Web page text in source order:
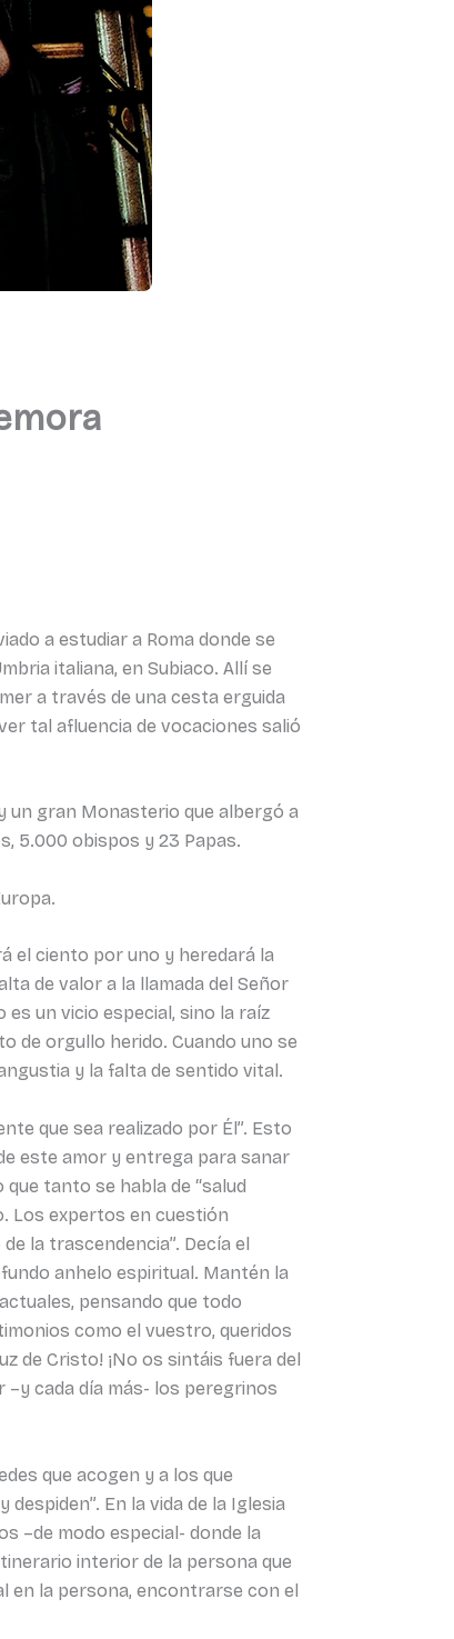
a estudiar a Roma donde se
italiana, en Subiaco. Allí se
a través de una cesta erguida
tal afluencia de vocaciones salió
un gran Monasterio que albergó a
5.000 obispos y 23 Papas.
el ciento por uno y heredará la
de valor a la llamada del Señor
un vicio especial, sino la raíz
de orgullo herido. Cuando uno se
y la falta de sentido vital.
que sea realizado por Él”. Esto
este amor y entrega para sanar
tanto se habla de “salud
Los expertos en cuestión
la trascendencia”. Decía el
anhelo espiritual. Mantén la
pensando que todo
como el vuestro, queridos
de Cristo! ¡No os sintáis fuera del
–y cada día más- los peregrinos
que acogen y a los que
En la vida de la Iglesia
–de modo especial- donde la
interior de la persona que
en la persona, encontrarse con el